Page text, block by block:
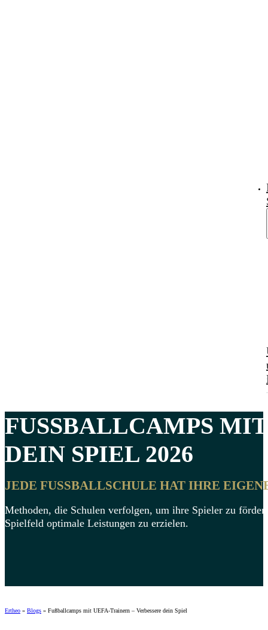
FUSSBALLCAMPS MIT
DEIN SPIEL 2026
JEDE FUSSBALLSCHULE HAT IHRE
Methoden, die Schulen verfolgen, um ihre Spieler zu
Spielfeld optimale Leistungen zu erzielen.
Ertheo » Blogs » Fußballcamps mit UEFA-Trainern – Verbessere dein Spiel